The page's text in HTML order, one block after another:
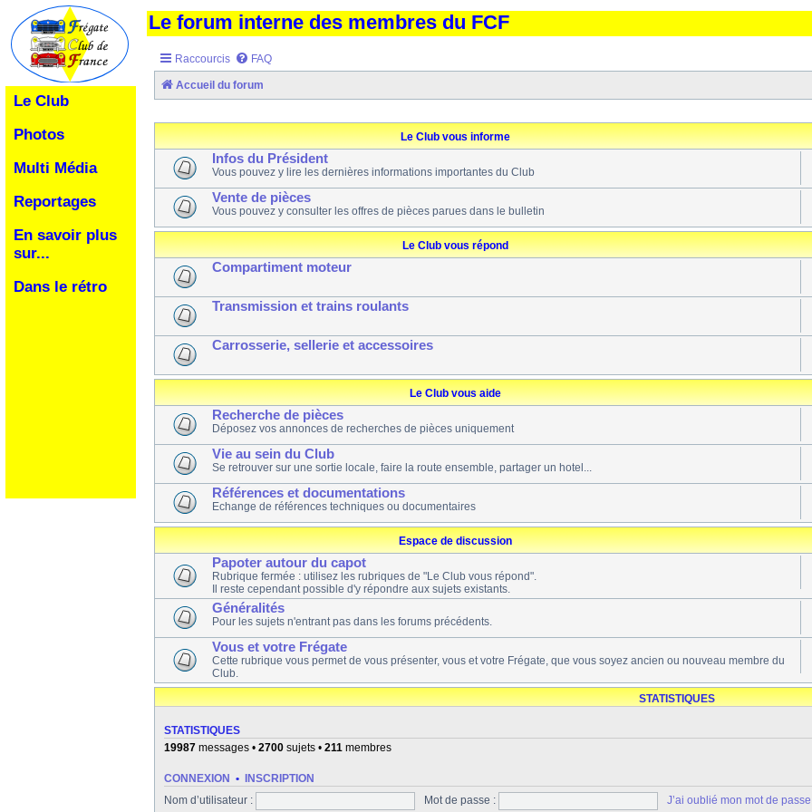
Le Club
Photos
Multi Média
Reportages
En savoir plus
sur...
Dans le rétro
Le forum interne des membres du FCF
Raccourcis FAQ
Accueil du forum
Le Club vous informe
Infos du Président
Vous pouvez y lire les dernières informations importantes du Club
Vente de pièces
Vous pouvez y consulter les offres de pièces parues dans le bulletin
Le Club vous répond
Compartiment moteur
Transmission et trains roulants
Carrosserie, sellerie et accessoires
Le Club vous aide
Recherche de pièces
Déposez vos annonces de recherches de pièces uniquement
Vie au sein du Club
Se retrouver sur une sortie locale, faire la route ensemble, partager un hotel...
Références et documentations
Echange de références techniques ou documentaires
Espace de discussion
Papoter autour du capot
Rubrique fermée : utilisez les rubriques de "Le Club vous répond".
Il reste cependant possible d'y répondre aux sujets existants.
Généralités
Pour les sujets n'entrant pas dans les forums précédents.
Vous et votre Frégate
Cette rubrique vous permet de vous présenter, vous et votre Frégate, que vous soyez ancien ou nouveau membre du
Club.
STATISTIQUES
STATISTIQUES
19987 messages • 2700 sujets • 211 membres
CONNEXION • INSCRIPTION
Nom d’utilisateur : Mot de passe : J’ai oublié mon mot de passe